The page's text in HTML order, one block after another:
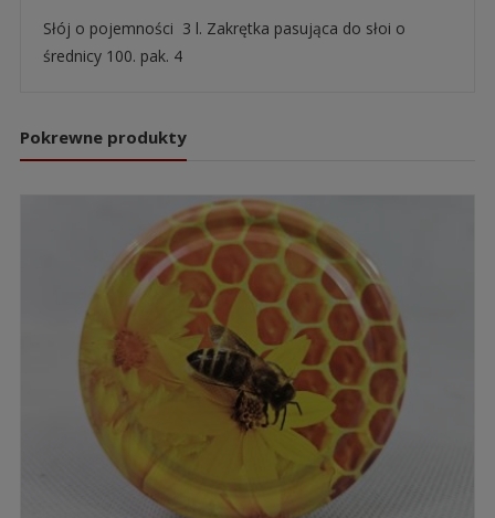
Słój o pojemności 3 l. Zakrętka pasująca do słoi o
średnicy 100. pak. 4
Pokrewne produkty